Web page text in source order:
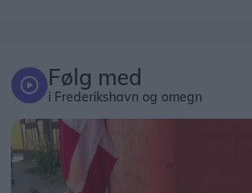
Følg med
i Frederikshavn og omegn